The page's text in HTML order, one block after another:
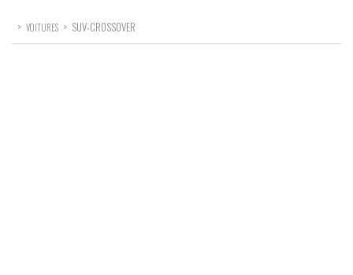
> VOITURES > SUV-CROSSOVER